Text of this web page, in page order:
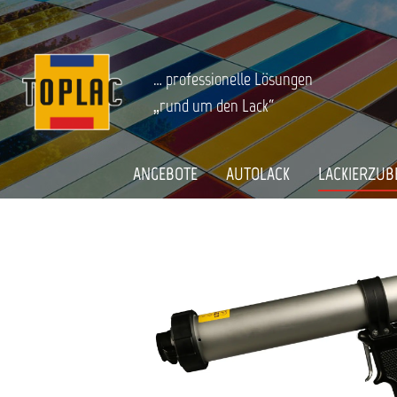
Zur Hauptnavigation springen
… professionelle Lösungen
„rund um den Lack“
ANGEBOTE AUTOLACK
Startseite LACKIERZUBEHÖR Kleben-Dichten-Schützen
DRUCKLUFT-PISTOLE SIKA AIRFLOW
Bildergalerie überspringen